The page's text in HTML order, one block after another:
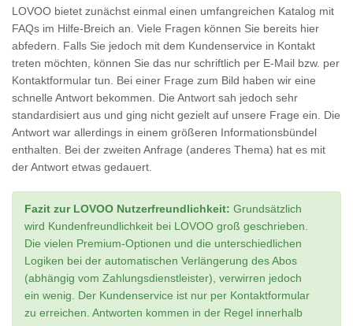
LOVOO bietet zunächst einmal einen umfangreichen Katalog mit
FAQs im Hilfe-Breich an. Viele Fragen können Sie bereits hier
abfedern. Falls Sie jedoch mit dem Kundenservice in Kontakt
treten möchten, können Sie das nur schriftlich per E-Mail bzw. per
Kontaktformular tun. Bei einer Frage zum Bild haben wir eine
schnelle Antwort bekommen. Die Antwort sah jedoch sehr
standardisiert aus und ging nicht gezielt auf unsere Frage ein. Die
Antwort war allerdings in einem größeren Informationsbündel
enthalten. Bei der zweiten Anfrage (anderes Thema) hat es mit
der Antwort etwas gedauert.
Fazit zur LOVOO Nutzerfreundlichkeit: Grundsätzlich
wird Kundenfreundlichkeit bei LOVOO groß geschrieben.
Die vielen Premium-Optionen und die unterschiedlichen
Logiken bei der automatischen Verlängerung des Abos
(abhängig vom Zahlungsdienstleister), verwirren jedoch
ein wenig. Der Kundenservice ist nur per Kontaktformular
zu erreichen. Antworten kommen in der Regel innerhalb